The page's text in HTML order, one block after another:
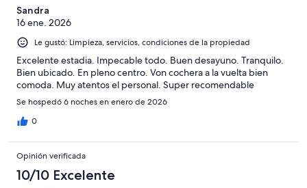
Sandra
16 ene. 2026
Le gustó: Limpieza, servicios, condiciones de la propiedad
Excelente estadia. Impecable todo. Buen desayuno. Tranquilo.
Bien ubicado. En pleno centro. Von cochera a la vuelta bien
comoda. Muy atentos el personal. Super recomendable
Se hospedó 6 noches en enero de 2026
0
Opinión verificada
10/10 Excelente